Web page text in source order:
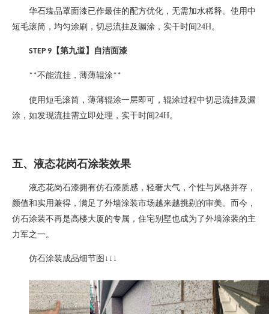
华石臻品罩面漆已作最佳的配方优化，无需加水稀释。使用中
短毛滚筒，均匀涂刷，切忌流挂及漏涂，实干时间24H。
STEP 9 【第九道】自洁面漆
**不能流挂，薄薄辊涂**
使用短毛滚筒，薄薄辊涂一层即可，辊涂过程中切忌流挂及漏
涂，如发现流挂需立即处理，实干时间24H。
五、液态花岗石涂装效果
液态花岗石漆拥有仿石漆质感，轻奢大气，个性与风格并存，
颜值和实用兼得，满足了外墙涂装市场越来越挑剔的审美。而今，
仿石涂装不再是高楼大厦的专属，住宅别墅也成为了外墙涂装的主
力军之一。
仿石涂装成品细节图 ↓↓↓